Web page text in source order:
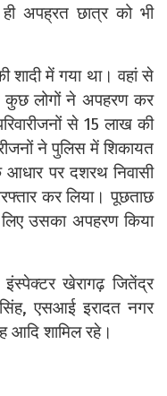
अपह्रत छात्र को भी
शादी में गया था। वहां से
कुछ लोगों ने अपहरण कर
से 15 लाख की
ने पुलिस में शिकायत
पर दशरथ निवासी
कर लिया। पूछताछ
लिए उसका अपहरण किया
इंस्पेक्टर खेरागढ़ जितेंद्र
एसआई इरादत नगर
आदि शामिल रहे।